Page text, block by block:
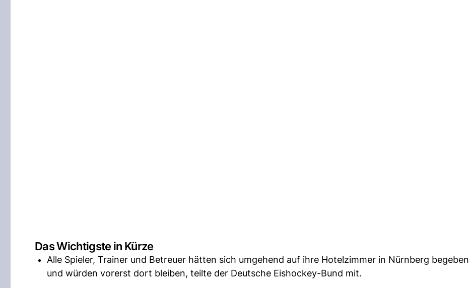
Das Wichtigste in Kürze
Alle Spieler, Trainer und Betreuer hätten sich umgehend auf ihre Hotelzimmer in Nürnberg begeben
und würden vorerst dort bleiben, teilte der Deutsche Eishockey-Bund mit.